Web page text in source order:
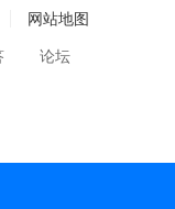
网站地图
论坛